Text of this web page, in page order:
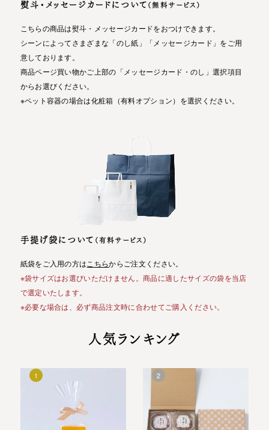
熨斗・メッセージカードについて （無料サービス）
こちらの商品は熨斗・メッセージカードをおつけできます。
シーンによってさまざまな「のし紙」「メッセージカード」をご用
意しております。
商品ページ買い物かご上部の「メッセージカード・のし」選択項目
からお選びください。
※ペット容器の場合は化粧箱（有料オプション）を選択ください。
手提げ袋について （有料サービス）
紙袋をご入用の方は こちらからご注文ください。
※袋サイズはお選びいただけません。商品に適したサイズの袋を当店
で選定いたします。
※必要な場合は、必ず商品注文時に合わせてご購入ください。
人気ランキング